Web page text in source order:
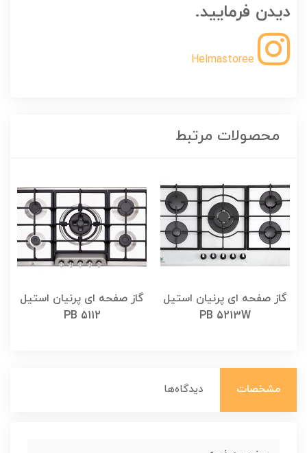
دیدن فرمایید.
Helmastoree
محصولات مرتبط
گاز صفحه ای پرنیان استیل
PB 5213W
گاز صفحه ای پرنیان استیل
PB 5112
مشخصات دیدگاه‌ها